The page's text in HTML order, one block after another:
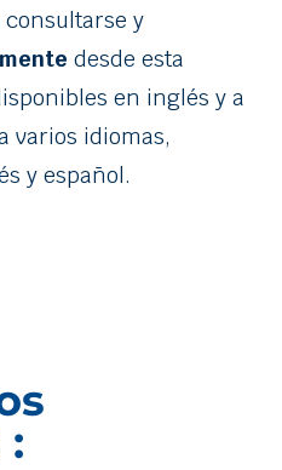
consultarse y
desde esta
en inglés y a
varios idiomas,
y español.
: